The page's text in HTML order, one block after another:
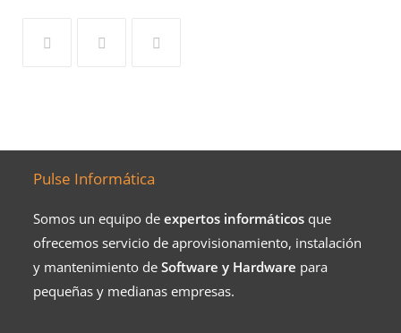
Pulse Informática
Somos un equipo de expertos informáticos que
ofrecemos servicio de aprovisionamiento, instalación
y mantenimiento deSoftware y Hardware para
pequeñas y medianas empresas.​